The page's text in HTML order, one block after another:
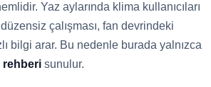
Yaz aylarında klima kullanıcıları
çalışması, fan devrindeki
bilgi arar. Bu nedenle burada yalnızca
rehberi sunulur.